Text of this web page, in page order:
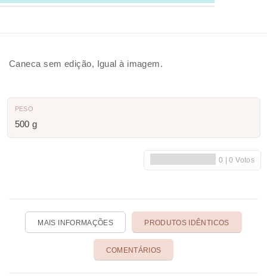
Caneca sem edição, Igual à imagem.
PESO
500 g
MAIS INFORMAÇÕES PRODUTOS IDÊNTICOS
COMENTÁRIOS